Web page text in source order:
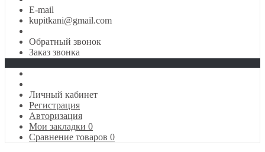
E-mail
kupitkani@gmail.com
Обратный звонок
Заказ звонка
Личный кабинет
Регистрация
Авторизация
Мои закладки 0
Сравнение товаров 0